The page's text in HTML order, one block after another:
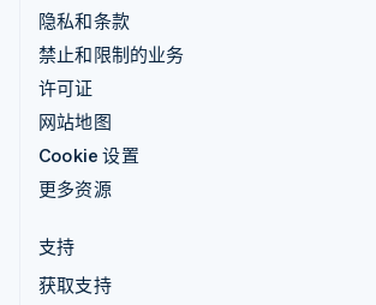
隐私和条款
禁止和限制的业务
许可证
网站地图
Cookie 设置
更多资源
支持
获取支持